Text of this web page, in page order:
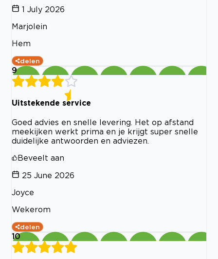
1 July 2026
Marjolein
Hem
delen
9
Uitstekende service
Goed advies en snelle levering. Het op afstand
meekijken werkt prima en je krijgt super snelle
duidelijke antwoorden en adviezen.
Beveelt aan
25 June 2026
Joyce
Wekerom
delen
10